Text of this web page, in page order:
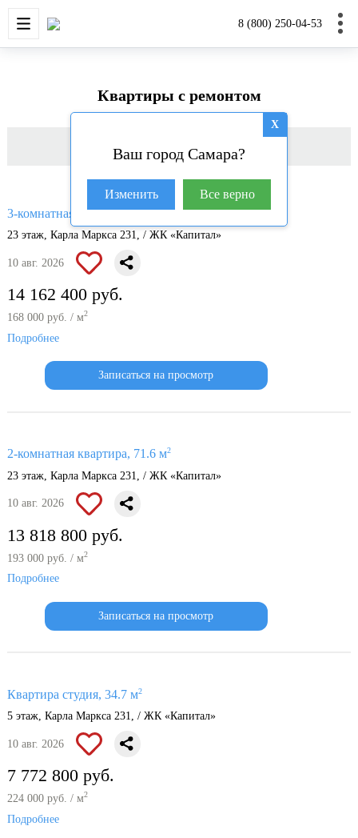
8 (800) 250-04-53
НОВОСТРОЙКИ ДОМА И
X
Ваш город Самара?
Изменить Все верно
Квартиры с ремонтом
Фильтр
3-комнатная квартира, 84.3 м2
23 этаж, Карла Маркса 231, / ЖК «Капитал»
10 авг. 2026
14 162 400 руб.
168 000 руб. / м2
Подробнее
Записаться на просмотр
2-комнатная квартира, 71.6 м2
23 этаж, Карла Маркса 231, / ЖК «Капитал»
10 авг. 2026
13 818 800 руб.
193 000 руб. / м2
Подробнее
Записаться на просмотр
Квартира студия, 34.7 м2
5 этаж, Карла Маркса 231, / ЖК «Капитал»
10 авг. 2026
7 772 800 руб.
224 000 руб. / м2
Подробнее